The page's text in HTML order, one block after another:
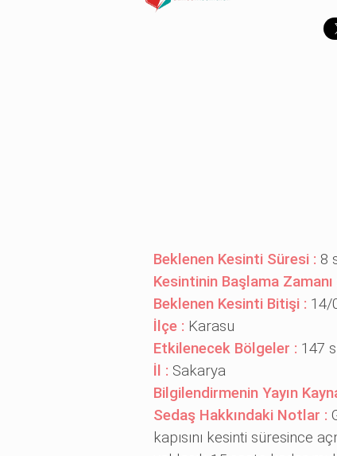
Beklenen Kesinti Süresi : 8
Kesintinin Başlama Zamanı
Beklenen Kesinti Bitişi : 14/
İlçe : Karasu
Etkilenecek Bölgeler : 147
İl : Sakarya
Bilgilendirmenin Yayın
Sedaş Hakkındaki Notlar :
kapısını kesinti süresince